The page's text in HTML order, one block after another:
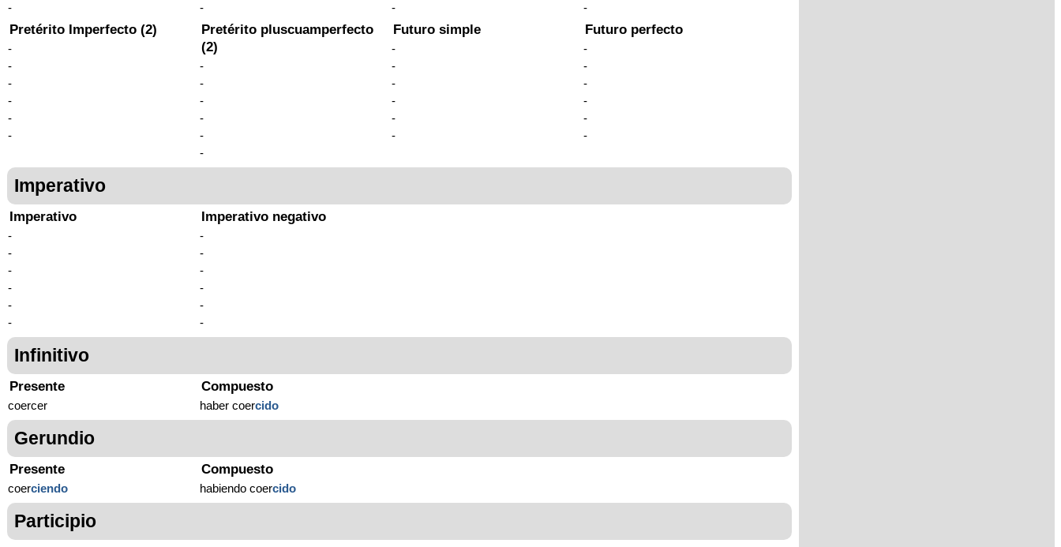
-
-
-
-
Pretérito Imperfecto (2)
-
-
-
-
-
-
Pretérito pluscuamperfecto
(2)
-
-
-
-
-
-
Futuro simple
-
-
-
-
-
-
Futuro perfecto
-
-
-
-
-
-
Imperativo
Imperativo
-
-
-
-
-
-
Imperativo negativo
-
-
-
-
-
-
Infinitivo
Presente
coercer
Compuesto
haber coercido
Gerundio
Presente
coerciendo
Compuesto
habiendo coercido
Participio